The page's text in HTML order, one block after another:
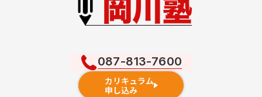
087-813-7600
カリキュラム
申し込み